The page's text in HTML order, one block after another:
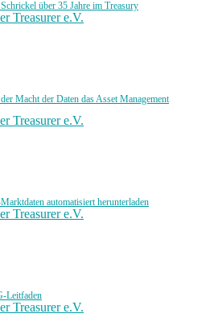
über 35 Jahre im Treasury
Treasurer e.V.
Macht der Daten das Asset Management
Treasurer e.V.
automatisiert herunterladen
Treasurer e.V.
Leitfaden
Treasurer e.V.